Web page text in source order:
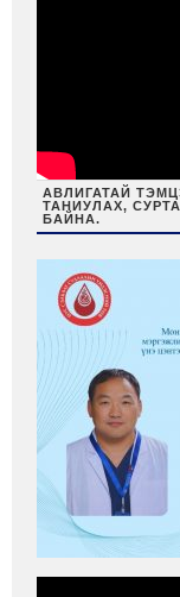
АВЛИГАТАЙ
ТАНИУЛАХ,
БАЙНА.